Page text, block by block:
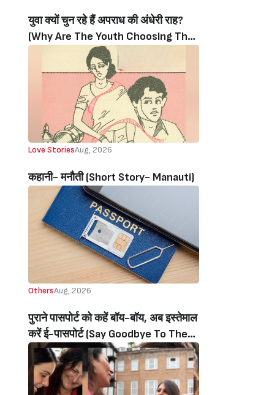
युवा क्यों चुन रहे हैं अपराध की अंधेरी राह?
(Why Are The Youth Choosing The
Dark Path Of Crime?)
Love StoriesAug, 2026
कहानी- मनौती (Short Story- Manauti)
OthersAug, 2026
पुराने पासपोर्ट को कहें बॉय-बॉय, अब इस्तेमाल
करें ई-पासपोर्ट (Say Goodbye To The
Old Passport, Now Use The E-
Passport)